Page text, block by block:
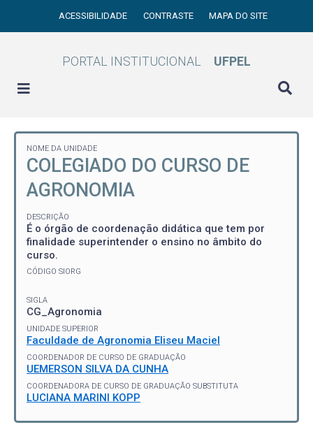
ACESSIBILIDADE CONTRASTE MAPA DO SITE
PORTAL INSTITUCIONAL UFPEL
NOME DA UNIDADE
COLEGIADO DO CURSO DE
AGRONOMIA
DESCRIÇÃO
É o órgão de coordenação didática que tem por
finalidade superintender o ensino no âmbito do
curso.
CÓDIGO SIORG
SIGLA
CG_Agronomia
UNIDADE SUPERIOR
Faculdade de Agronomia Eliseu Maciel
COORDENADOR DE CURSO DE GRADUAÇÃO
UEMERSON SILVA DA CUNHA
COORDENADORA DE CURSO DE GRADUAÇÃO SUBSTITUTA
LUCIANA MARINI KOPP